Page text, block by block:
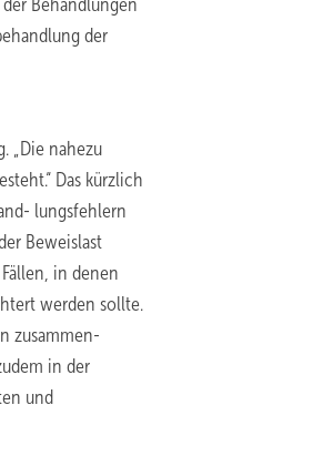
Behandlungen
der
„Die nahezu
Das kürzlich
lungsfehlern
Beweislast
in denen
werden sollte.
zusammen-
in der
und